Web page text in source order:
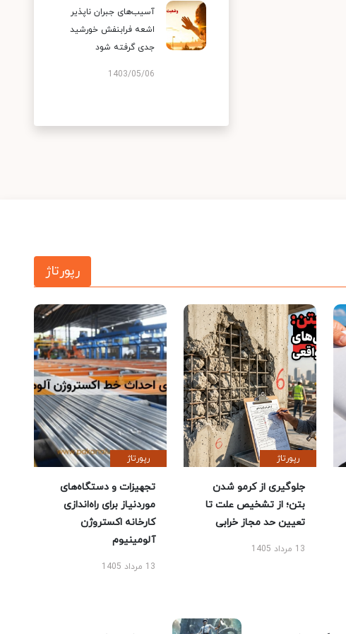
آسیب‌های جبران ناپذیر
اشعه فرابنفش خورشید
جدی گرفته شود
1403/05/06
رپورتاژ
رپورتاژ
جلوگیری از کرمو شدن
بتن؛ از تشخیص علت تا
تعیین حد مجاز خرابی
13 مرداد 1405
رپورتاژ
تجهیزات و دستگاه‌های
موردنیاز برای راه‌اندازی
کارخانه اکستروژن
آلومینیوم
13 مرداد 1405